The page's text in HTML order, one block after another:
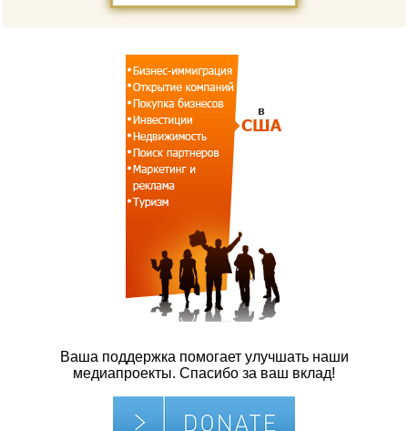
Ваша поддержка помогает улучшать наши
медиапроекты. Спасибо за ваш вклад!